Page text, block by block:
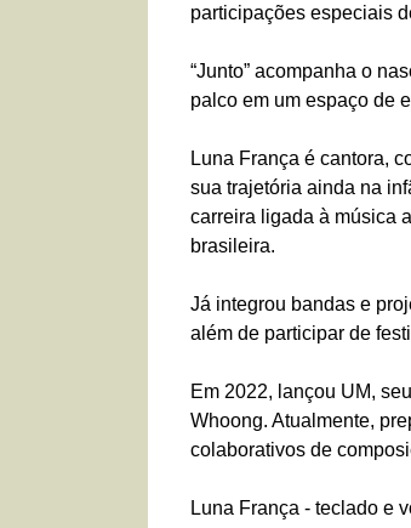
participações especiais
“Junto” acompanha o
palco em um espaço de
Luna França é cantora,
sua trajetória ainda na
carreira ligada à música
brasileira.
Já integrou bandas e
além de participar de
Em 2022, lançou UM,
Whoong. Atualmente,
colaborativos de
Luna França - teclado e